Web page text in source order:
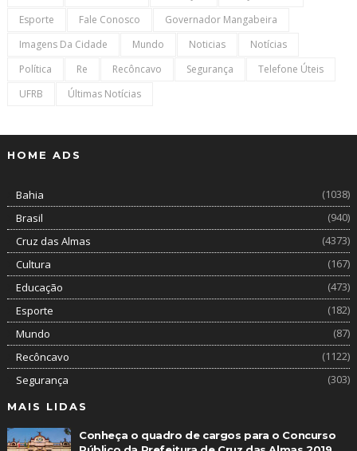
Esporte
Fale Conosco
Governador Mangabeira
Imagens Da Cidade
Mundo Noticias
Notícias
Política
Re Recôncavo Segurança
Telefone Úteis
UFRB
Últimas Notícias
HOME ADS
Bahia
(1038)
Brasil
(940)
Cruz das Almas
(4373)
Cultura
(167)
Educação
(473)
Esporte
(182)
Mundo
(87)
Recôncavo
(1122)
Segurança
(303)
MAIS LIDAS
Conheça o quadro de cargos para o Concurso